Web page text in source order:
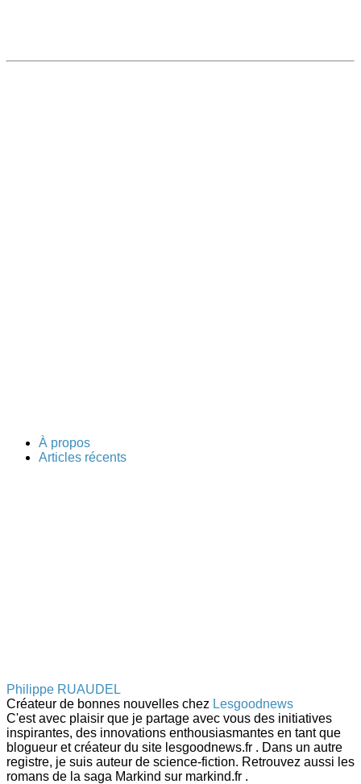
À propos
Articles récents
Philippe RUAUDEL
Créateur de bonnes nouvelles chez Lesgoodnews
C'est avec plaisir que je partage avec vous des initiatives
inspirantes, des innovations enthousiasmantes en tant que
blogueur et créateur du site lesgoodnews.fr . Dans un autre
registre, je suis auteur de science-fiction. Retrouvez aussi les
romans de la saga Markind sur markind.fr .